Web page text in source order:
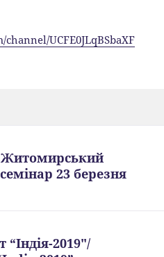
UCFE0JLqBSbaXF
Житомирський
23 березня
2019″/